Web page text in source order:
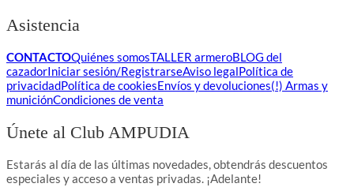
Asistencia
CONTACTOQuiénes somosTALLER armeroBLOG del
cazadorIniciar sesión/RegistrarseAviso legalPolítica de
privacidadPolítica de cookiesEnvíos y devoluciones(!) Armas y
municiónCondiciones de venta
Únete al Club AMPUDIA
Estarás al día de las últimas novedades, obtendrás descuentos
especiales y acceso a ventas privadas. ¡Adelante!